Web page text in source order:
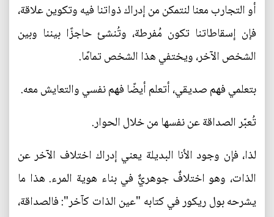
أو التجارب معنا لنتمكن من إدراك ذواتنا فيه وتكوين علاقة،
فإن إسقاطاتنا تكون مُفرطة، وتُنشئ حاجزًا بيننا وبين
الشخص الآخر، ويختفي هذا الشخص تمامًا.
بتعلمي فهم صديقي، أتعلم أيضًا فهم نفسي والتعايش معه.
تُعبّر الصداقة عن نفسها من خلال الحوار.
لذا، فإن وجود الأنا البديلة يعني إدراك اختلاف الآخر عن
الذات، وهو اختلافٌ جوهريٌّ في بناء هوية المرء. هذا ما
يشرحه بول ريكور في كتابه "عين الذات كآخر": فالصداقة،